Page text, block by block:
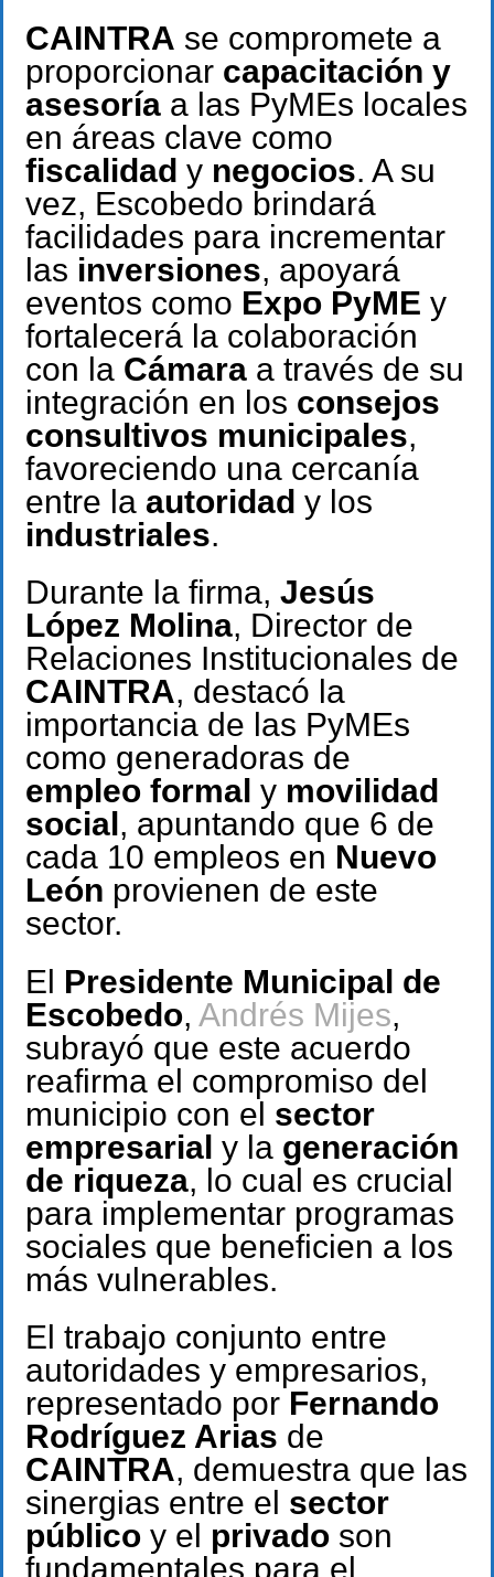
CAINTRA se compromete a
proporcionar capacitación y
asesoría a las PyMEs locales
en áreas clave como
fiscalidad y negocios. A su
vez, Escobedo brindará
facilidades para incrementar
las inversiones, apoyará
eventos como Expo PyME y
fortalecerá la colaboración
con la Cámara a través de su
integración en los consejos
consultivos municipales,
favoreciendo una cercanía
entre la autoridad y los
industriales.
Durante la firma, Jesús
López Molina, Director de
Relaciones Institucionales de
CAINTRA, destacó la
importancia de las PyMEs
como generadoras de
empleo formal y movilidad
social , apuntando que 6 de
cada 10 empleos en Nuevo
León provienen de este
sector.
El Presidente Municipal de
Escobedo, Andrés Mijes,
subrayó que este acuerdo
reafirma el compromiso del
municipio con el sector
empresarial y la generación
de riqueza, lo cual es crucial
para implementar programas
sociales que beneficien a los
más vulnerables.
El trabajo conjunto entre
autoridades y empresarios,
representado por Fernando
Rodríguez Arias de
CAINTRA, demuestra que las
sinergias entre el sector
público y el privado son
fundamentales para el